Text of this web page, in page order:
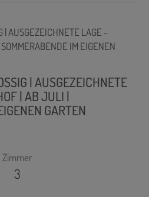
| AUSGEZEICHNETE
| AB JULI |
GARTEN
Zimmer
3